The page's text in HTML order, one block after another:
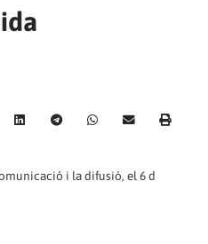
i la difusió, el 6 d